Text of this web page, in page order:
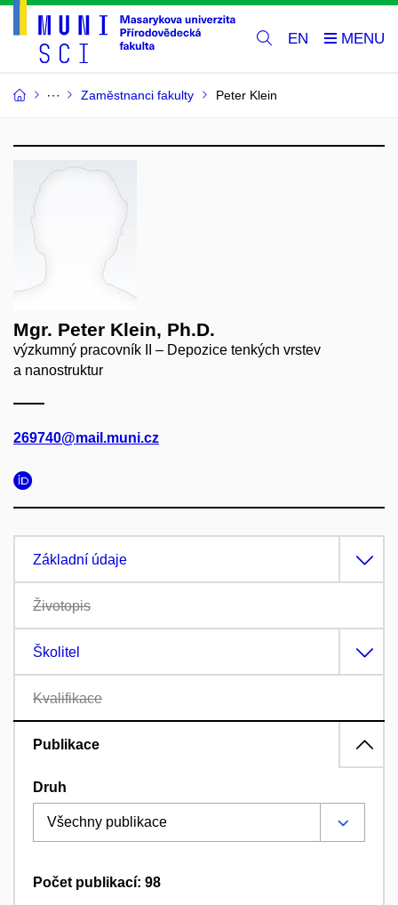
EN
Zaměstnanci fakulty Peter Klein
Mgr. Peter Klein, Ph.D.
výzkumný pracovník II – Depozice tenkých vrstev
a nanostruktur
269740@mail.muni.cz
Základní údaje
Životopis
Školitel
Kvalifikace
Publikace
Druh
Počet publikací: 98